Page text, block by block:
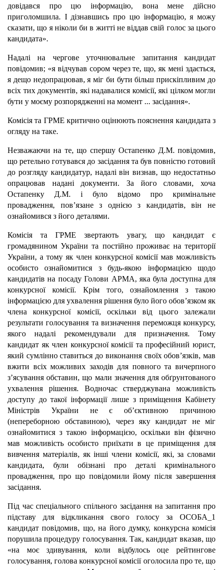
довідався про цю інформацію, вона мене дійсно
приголомшила. І дізнавшись про цю інформацію, я можу
сказати, що я ніколи би в житті не віддав свій голос за цього
кандидата».
Надалі на чергове уточнювальне запитання кандидат
повідомив; «я відчував сором через те, що, як мені здається,
я дещо недопрацював, я міг би бути більш прискіпливим до
всіх тих документів, які надавалися комісії, які цілком могли
бути у моєму розпорядженні на момент ... засідання».
Комісія та ГРМЕ критично оцінюють пояснення кандидата з
огляду на таке.
Незважаючи на те, що спершу Остапенко Д.М. повідомив,
що ретельно готувався до засідання та був повністю готовий
до розгляду кандидатур, надалі він визнав, що недостатньо
опрацював надані документи. За його словами, хоча
Остапенку Д.М. і було відомо про кримінальне
провадження, пов’язане з однією з кандидатів, він не
ознайомився з його деталями.
Комісія та ГРМЕ звертають увагу, що кандидат є
громадянином України та постійно проживає на території
України, а тому як член конкурсної комісії мав можливість
особисто ознайомитися з будь-якою інформацією щодо
кандидатів на посаду Голови АРМА, яка була доступна для
конкурсної комісії. Крім того, ознайомлення з такою
інформацією для ухвалення рішення було його обов’язком як
члена конкурсної комісії, оскільки від цього залежали
результати голосування та визначення переможця конкурсу,
якого надалі рекомендували для призначення. Тому
кандидат як член конкурсної комісії та професійний юрист,
який сумлінно ставиться до виконання своїх обов’язків, мав
вжити всіх можливих заходів для повного та вичерпного
з’ясування обставин, що мали значення для обґрунтованого
ухвалення рішення. Водночас стверджувана можливість
доступу до такої інформації лише з приміщення Кабінету
Міністрів України не є об’єктивною причиною
(непереборною обставиною), через яку кандидат не міг
ознайомитися з такою інформацією, оскільки він фізично
мав можливість особисто приїхати в це приміщення для
вивчення матеріалів, як інші члени комісії, які, за словами
кандидата, були обізнані про деталі кримінального
провадження, про що повідомили йому після завершення
засідання.
Під час спеціального спільного засідання на запитання про
підставу для відкликання свого голосу за ОСОБА_1
кандидат повідомив, що, на його думку, конкурсна комісія
порушила процедуру голосування. Так, кандидат вказав, що
«на моє здивування, коли відбулось оце рейтингове
голосування, голова конкурсної комісії оголосила про те, що